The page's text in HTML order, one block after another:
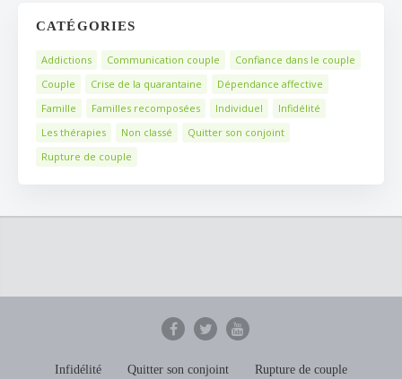
CATÉGORIES
Addictions Communication couple
Confiance dans le couple
Couple
Crise de la quarantaine
Dépendance affective
Famille
Familles recomposées Individuel
Infidélité
Les thérapies
Non classé
Quitter son conjoint
Rupture de couple
Infidélité Quitter son conjoint Rupture de couple